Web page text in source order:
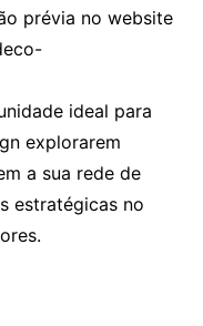
prévia no website
ideal para
explorarem
a sua rede de
estratégicas no